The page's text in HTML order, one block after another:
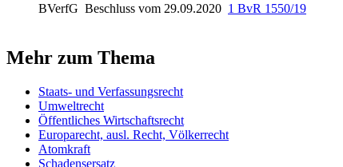
BVerfG Beschluss vom 29.09.2020 1 BvR 1550/19
Mehr zum Thema
Staats- und Verfassungsrecht
Umweltrecht
Öffentliches Wirtschaftsrecht
Europarecht, ausl. Recht, Völkerrecht
Atomkraft
Schadensersatz